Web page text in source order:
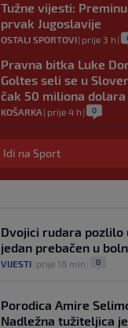
Tužne vijesti:
prvak Jugoslavije
OSTALI SPORTOVI| prije 3 h |
Pravna bitka Luke
Goltes seli se u
čak 50 miliona dolara
KOŠARKA | prije 4 h | 0
Danas počinje nova
BiH: Željezničar
0
javnu podršku jednog
saveza, ali i jednu
NOGOMET 0
Idi na Sport
Dvojici rudara pozlilo
jedan prebačen u
VIJESTI prije 18 min 0
Porodica Amire
Nadležna tužiteljica